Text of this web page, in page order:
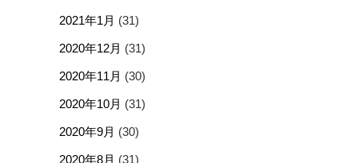
2021年1月 (31)
2020年12月 (31)
2020年11月 (30)
2020年10月 (31)
2020年9月 (30)
2020年8月 (31)